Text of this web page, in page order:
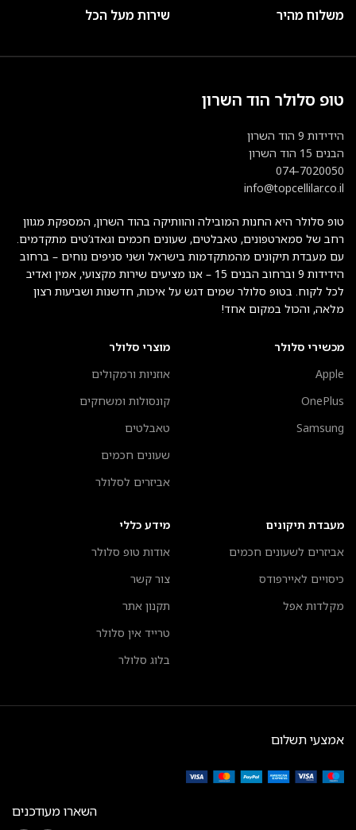
משלוח מהיר שירות מעל הכל
טופ סלולר הוד השרון
הידידות 9 הוד השרון
הבנים 15 הוד השרון
074-7020050
info@topcellilar.co.il
טופ סלולר היא החנות המובילה והוותיקה בהוד השרון, המספקת מגוון
רחב של סמארטפונים, טאבלטים, שעונים חכמים וגאדג’טים מתקדמים.
עם מעבדת תיקונים מהמתקדמות בישראל ושני סניפים נוחים – ברחוב
הידידות 9 וברחוב הבנים 15 – אנו מציעים שירות מקצועי, אמין ואדיב
לכל לקוח. בטופ סלולר שמים דגש על איכות, חדשנות ושביעות רצון
מלאה, והכול במקום אחד!
מכשירי סלולר
Apple
OnePlus
Samsung
מוצרי סלולר
אוזניות ורמקולים
קונסולות ומשחקים
טאבלטים
שעונים חכמים
אביזרים לסלולר
מעבדת תיקונים
אביזרים לשעונים חכמים
כיסויים לאיירפודס
מקלדות אפל
מידע כללי
אודות טופ סלולר
צור קשר
תקנון אתר
טרייד אין סלולר
בלוג סלולר
אמצעי תשלום
השארו מעודכנים